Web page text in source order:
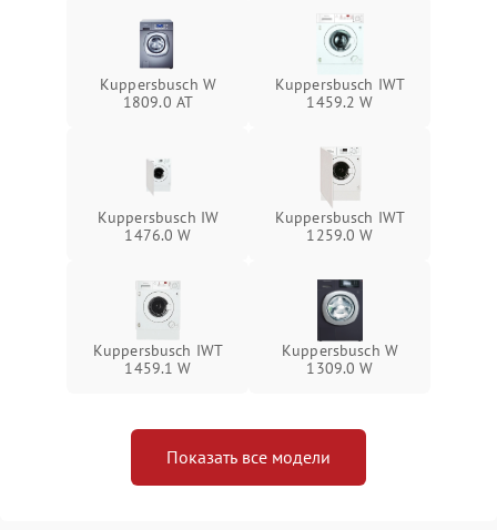
Kuppersbusch W
1809.0 AT
Kuppersbusch IWT
1459.2 W
Kuppersbusch IW
1476.0 W
Kuppersbusch IWT
1259.0 W
Kuppersbusch IWT
1459.1 W
Kuppersbusch W
1309.0 W
Показать все модели